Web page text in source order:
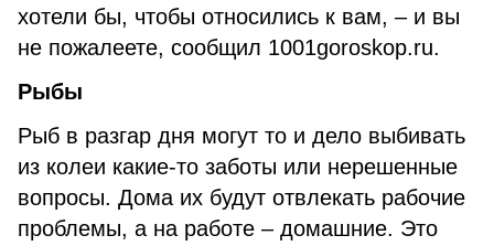
хотели бы, чтобы относились к вам, – и вы
не пожалеете, сообщил 1001goroskop.ru.
Рыбы
Рыб в разгар дня могут то и дело выбивать
из колеи какие-то заботы или нерешенные
вопросы. Дома их будут отвлекать рабочие
проблемы, а на работе – домашние. Это